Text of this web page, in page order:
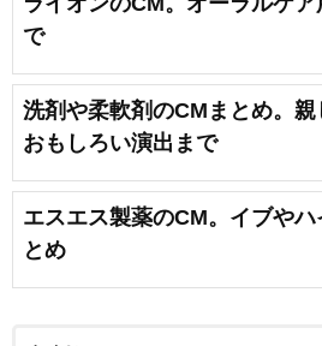
で
洗剤や柔軟剤のCMまとめ。
おもしろい演出まで
エスエス製薬のCM。イブや
とめ